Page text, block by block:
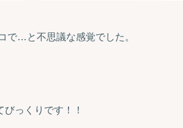
で…と不思議な感覚でした。
っくりです！！